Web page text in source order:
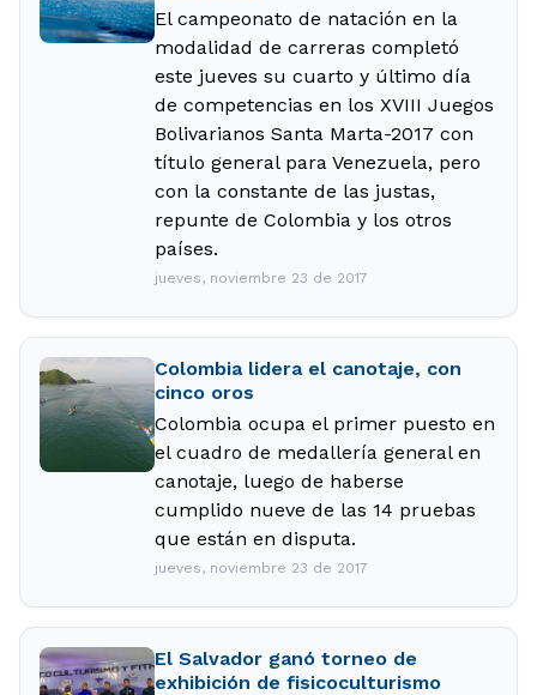
El campeonato de natación en la
modalidad de carreras completó
este jueves su cuarto y último día
de competencias en los XVIII Juegos
Bolivarianos Santa Marta-2017 con
título general para Venezuela, pero
con la constante de las justas,
repunte de Colombia y los otros
países.
jueves, noviembre 23 de 2017
Colombia lidera el canotaje, con
cinco oros
Colombia ocupa el primer puesto en
el cuadro de medallería general en
canotaje, luego de haberse
cumplido nueve de las 14 pruebas
que están en disputa.
jueves, noviembre 23 de 2017
El Salvador ganó torneo de
exhibición de fisicoculturismo